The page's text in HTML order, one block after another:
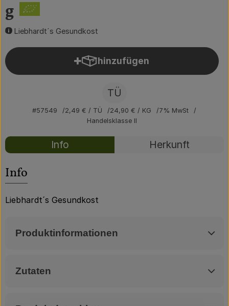
Der Betrieb
Brodowin besuchen
Über uns
g
Liebhardt´s Gesundkost
hinzufügen
Produkt zum Warenkorb
TÜ
#57549 2,49 €/ TÜ 24,90 €/ KG
7% MwSt
Handelsklasse II
Rezepte
Info Herkunft
Info
Liebhardt´s Gesundkost
Produktinformationen
Zutaten